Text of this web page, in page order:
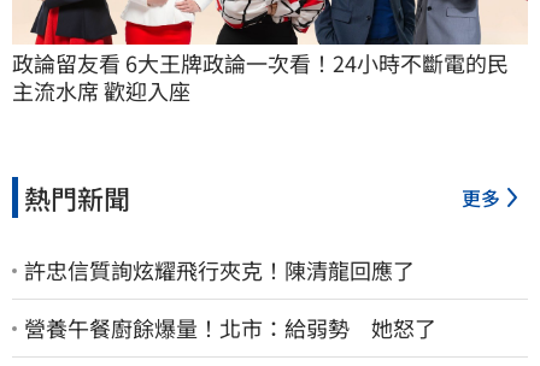
政論留友看 6大王牌政論一次看！24小時不斷電的民
主流水席 歡迎入座
熱門新聞 更多
許忠信質詢炫耀飛行夾克！陳清龍回應了
營養午餐廚餘爆量！北市：給弱勢 她怒了